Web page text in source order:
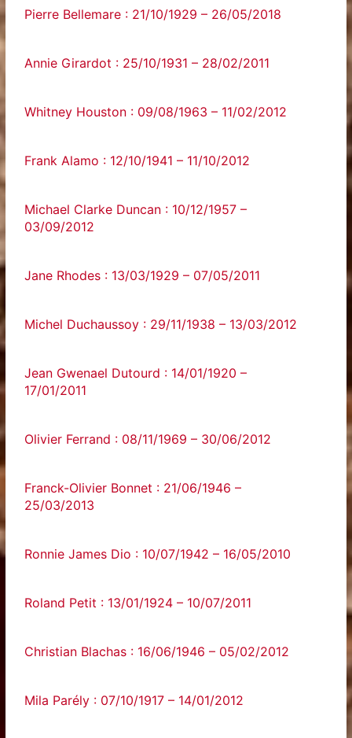
Pierre Bellemare : 21/10/1929 – 26/05/2018
Annie Girardot : 25/10/1931 – 28/02/2011
Whitney Houston : 09/08/1963 – 11/02/2012
Frank Alamo : 12/10/1941 – 11/10/2012
Michael Clarke Duncan : 10/12/1957 –
03/09/2012
Jane Rhodes : 13/03/1929 – 07/05/2011
Michel Duchaussoy : 29/11/1938 – 13/03/2012
Jean Gwenael Dutourd : 14/01/1920 –
17/01/2011
Olivier Ferrand : 08/11/1969 – 30/06/2012
Franck-Olivier Bonnet : 21/06/1946 –
25/03/2013
Ronnie James Dio : 10/07/1942 – 16/05/2010
Roland Petit : 13/01/1924 – 10/07/2011
Christian Blachas : 16/06/1946 – 05/02/2012
Mila Parély : 07/10/1917 – 14/01/2012